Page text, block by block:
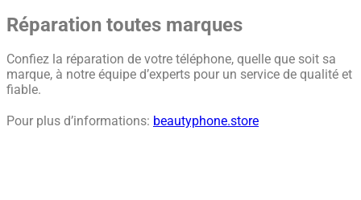
Réparation toutes marques
Confiez la réparation de votre téléphone, quelle que soit sa
marque, à notre équipe d’experts pour un service de qualité et
fiable.
Pour plus d’informations: beautyphone.store